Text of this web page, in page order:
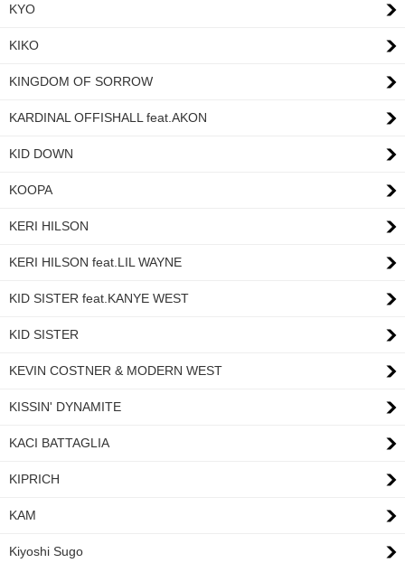
KYO
KIKO
KINGDOM OF SORROW
KARDINAL OFFISHALL feat.AKON
KID DOWN
KOOPA
KERI HILSON
KERI HILSON feat.LIL WAYNE
KID SISTER feat.KANYE WEST
KID SISTER
KEVIN COSTNER & MODERN WEST
KISSIN' DYNAMITE
KACI BATTAGLIA
KIPRICH
KAM
Kiyoshi Sugo